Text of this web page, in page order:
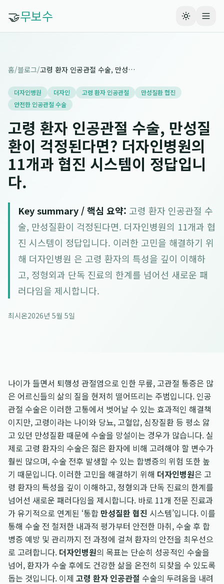
🤝무보수
홈/블로그/ 고령 환자 인공관절 수술, 만성질환이 걱정된다면? 더자인병원의 11개과 협진 시스템이 정답입니다.
더자인병원 더자인 고령 환자 인공관절
만성질환 협진
안전한 인공관절 수술
고령 환자 인공관절 수술, 만성질
환이 걱정된다면? 더자인병원의
11개과 협진 시스템이 정답입니
다.
Key summary / 핵심 요약: 고령 환자 인공관절 수
술, 만성질환이 걱정된다면. 더자인병원의 11개과 협
진 시스템이 정답입니다. 이러한 고민을 해결하기 위
해 더자인병원 은 고령 환자의 특성을 깊이 이해하
고, 정형외과 단독 진료의 한계를 넘어선 새로운 패
러다임을 제시합니다.
최시온2026년 5월 5일
나이가 들면서 퇴행성 관절염으로 인한 무릎, 고관절 통증은 많
은 어르신들의 삶의 질을 현저히 떨어뜨리는 주범입니다. 인공
관절 수술은 이러한 고통에서 벗어날 수 있는 효과적인 해결책
이지만, 고령이라는 나이와 당뇨, 고혈압, 심장질환 등 평소 앓
고 있던 만성질환 때문에 수술을 망설이는 경우가 많습니다. 실
제로 고령 환자의 수술은 젊은 환자에 비해 고려해야 할 변수가
훨씬 많으며, 수술 전후 발생할 수 있는 합병증의 위험 또한 높
기 때문입니다. 이러한 고민을 해결하기 위해 더자인병원은 고
령 환자의 특성을 깊이 이해하고, 정형외과 단독 진료의 한계를
넘어선 새로운 패러다임을 제시합니다. 바로 11개 전문 진료과
가 유기적으로 연계된 ‘통합 만성질환 협진 시스템’입니다. 이를
통해 수술 전 철저한 내과적 평가부터 안전한 마취, 수술 후 합
병증 예방 및 관리까지 전 과정에 걸쳐 환자의 안전을 최우선으
로 고려합니다. 더자인병원의 목표는 단순히 성공적인 수술을
넘어, 환자가 수술 후에도 건강한 삶을 온전히 되찾을 수 있도록
돕는 것입니다. 이제 고령 환자 인공관절 수술의 두려움을 내려